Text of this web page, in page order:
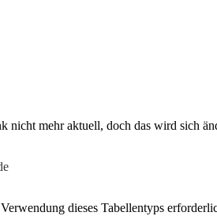
nicht mehr aktuell, doch das wird sich
dieses Tabellentyps